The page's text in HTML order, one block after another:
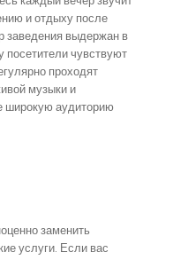
и отдыху после
заведения выдержан в
посетители чувствуют
проходят
музыки и
широкую аудиторию
заменить
услуги. Если вас